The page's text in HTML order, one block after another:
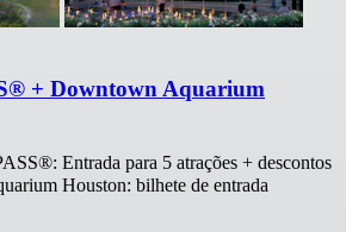
+ Downtown Aquarium
Entrada para 5 atrações + descontos
Houston: bilhete de entrada